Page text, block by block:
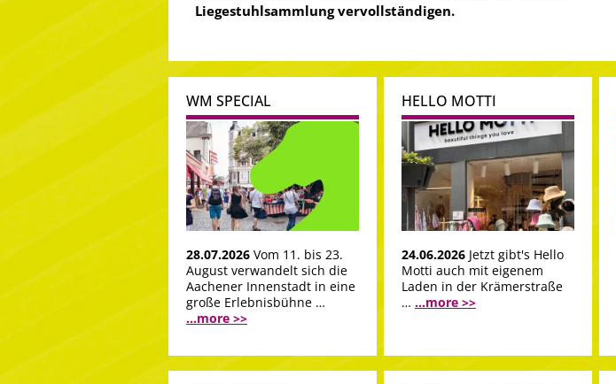
Liegestuhlsammlung vervollständigen.
WM SPECIAL
28.07.2026 Vom 11. bis 23.
August verwandelt sich die
Aachener Innenstadt in eine
große Erlebnisbühne …
...more >>
HELLO MOTTI
24.06.2026 Jetzt gibt's Hello
Motti auch mit eigenem
Laden in der Krämerstraße
… ...more >>